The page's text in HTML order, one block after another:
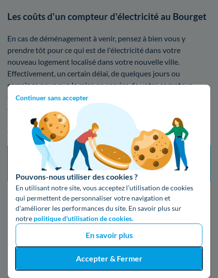
Continuer sans accepter
Pouvons-nous utiliser des cookies ?
En utilisant notre site, vous acceptez l’utilisation de cookies
qui permettent de personnaliser votre navigation et
d’améliorer les performances du site. En savoir plus sur
notre politique d'utilisation de cookies.
En savoir plus
Accepter & Fermer
Les coûts d'un compteur d'électricité au Bourget
En cas de déménagement à venir, pensez à bien vous y
prendre tôt pour ce qui est de l'électricité dans votre
nouveau logement localisé dans votre nouvelle ville.
Effectivement, un certain délai, de quelques jours ou
semaines pour que la mise en service de votre compteur
d'électricité soit réalisée au Bourget. Veuillez trouver ci-
dessous le tableau des tarifs regroupant les multiples
services qui additionné à l'ouverture du compteur, font
fluctuer le coût de l'installation :
Type de mise en service
Délai d’intervention
maximum
Tarif
prestation
(TTC)
Changement de fournisseur 21 jours
Mise en service standard 5 jours ouvrés
Mise en service express 2 jours ouvrés 55,07€
24h après la